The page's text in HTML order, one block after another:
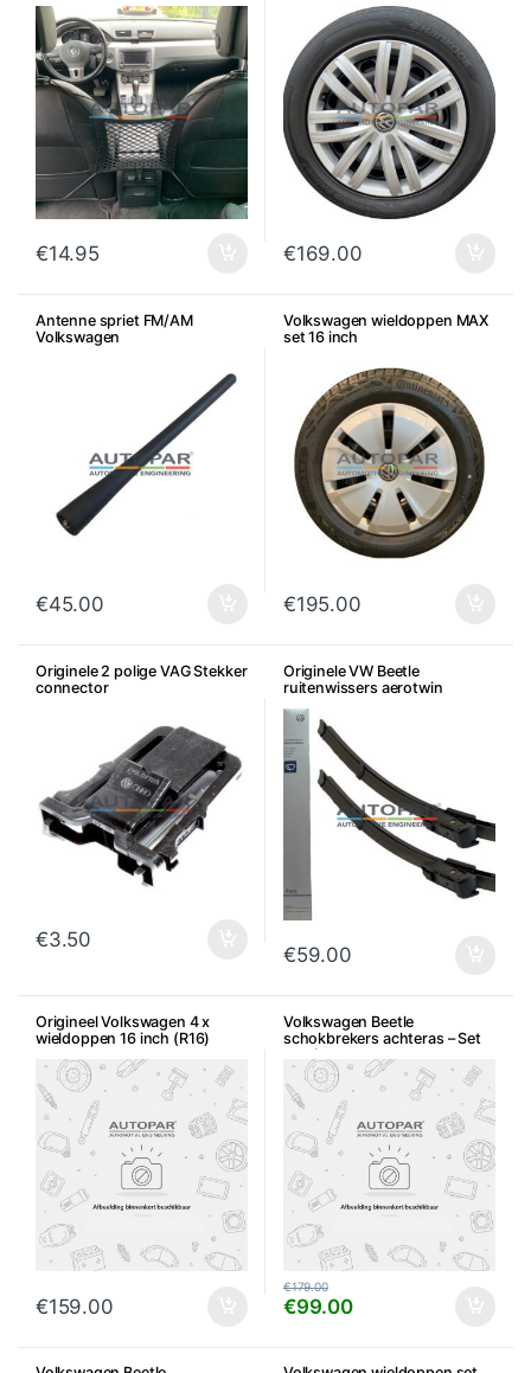
€14.95 €169.00
Antenne spriet FM/AM
Volkswagen
€45.00
Volkswagen wieldoppen MAX
set 16 inch
€195.00
Originele 2 polige VAG Stekker
connector
€3.50
Originele VW Beetle
ruitenwissers aerotwin
€59.00
Origineel Volkswagen 4 x
wieldoppen 16 inch (R16)
€159.00
Volkswagen Beetle
schokbrekers achteras – Set
van 2
€99.00
€179.00